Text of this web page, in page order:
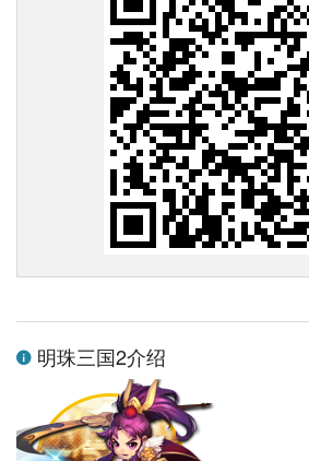
明珠三国2介绍